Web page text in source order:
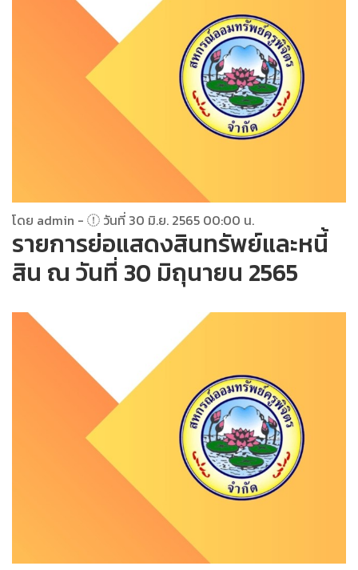
โดย admin - วันที่ 30 มิ.ย. 2565 00:00 น.
รายการย่อแสดงสินทรัพย์และหนี้
สิน ณ วันที่ 30 มิถุนายน 2565